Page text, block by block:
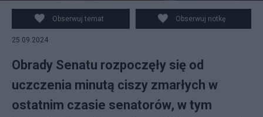
fot. Canva
Obserwuj temat Obserwuj notkę
25.09.2024
Obrady Senatu rozpoczęły się od
uczczenia minutą ciszy zmarłych w
ostatnim czasie senatorów, w tym